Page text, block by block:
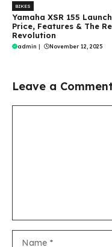
BIKES
Yamaha XSR 155
Price, Features & The
Revolution
admin November 12, 2025
Leave a